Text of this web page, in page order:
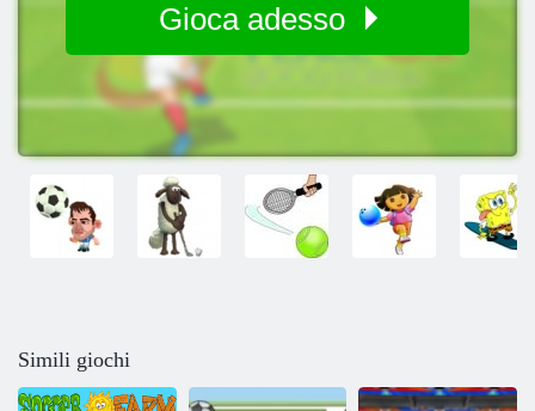
Gioca adesso
Simili giochi